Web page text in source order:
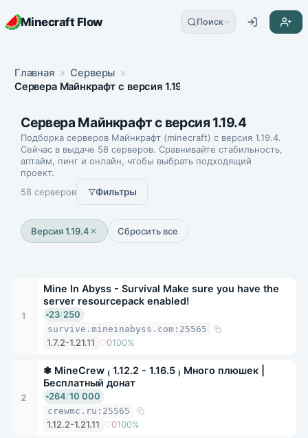
Minecraft Flow Поиск
Главная » Серверы »
Сервера Майнкрафт с версия 1.19.4
Сервера Майнкрафт с версия 1.19.4
Подборка серверов Майнкрафт (minecraft) с версия 1.19.4.
Сейчас в выдаче 58 серверов. Сравнивайте стабильность,
аптайм, пинг и онлайн, чтобы выбрать подходящий
проект.
58 серверов
Фильтры
Версия 1.19.4 Сбросить все
1
Mine In Abyss - Survival Make sure you have the
server resourcepack enabled!
23/250
survive.mineinabyss.com:25565
1.7.2-1.21.11 0100%
2
❃ MineCrew ₍ 1.12.2 - 1.16.5 ₎ Много плюшек |
Бесплатный донат
264/10 000
crewmc.ru:25565
1.12.2-1.21.11 0100%